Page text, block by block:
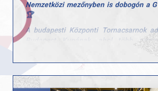
Nemzetközi mezőnyben is dobogón a
🏆
A budapesti Központi Tornacsarnok
Budapest Kupának, ahol több
A rangos mezőnyben Gál Kristóf
teljesítményt nyújtott az ifjúsági
Gyűrűn a dobogó legfelső fokára